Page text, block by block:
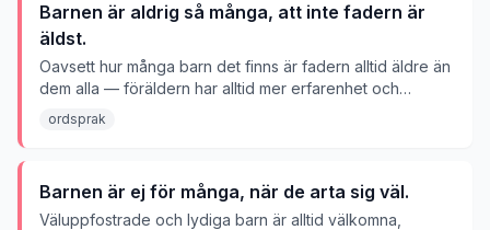
Barnen är aldrig så många, att inte fadern är
äldst.
Oavsett hur många barn det finns är fadern alltid äldre än
dem alla — föräldern har alltid mer erfarenhet och
visdom.
ordsprak
Barnen är ej för många, när de arta sig väl.
Väluppfostrade och lydiga barn är alltid välkomna,